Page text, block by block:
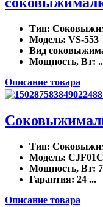
Тип:
Модель: VS-553
Вид
Мощность, Вт:
Описание товара
Тип:
Модель:
Мощность, Вт:
Гарантия: 24 ...
Описание товара